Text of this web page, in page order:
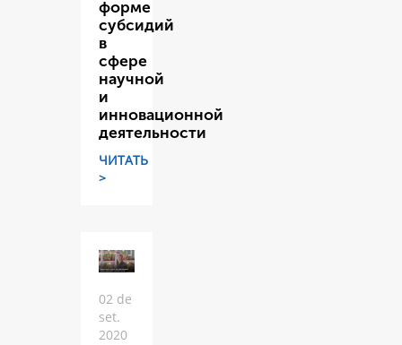
форме
субсидий
в
сфере
научной
и
инновационной
деятельности
ЧИТАТЬ
>
02 de
set.
2020